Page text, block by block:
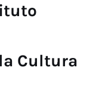
Cultura